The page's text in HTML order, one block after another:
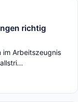
richtig
im Arbeitszeugnis